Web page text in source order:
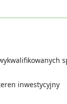
inwestycyjny